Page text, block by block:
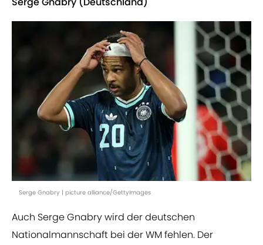
Serge Gnabry | picture alliance/GettyImages
Auch Serge Gnabry wird der deutschen
Nationalmannschaft bei der WM fehlen. Der